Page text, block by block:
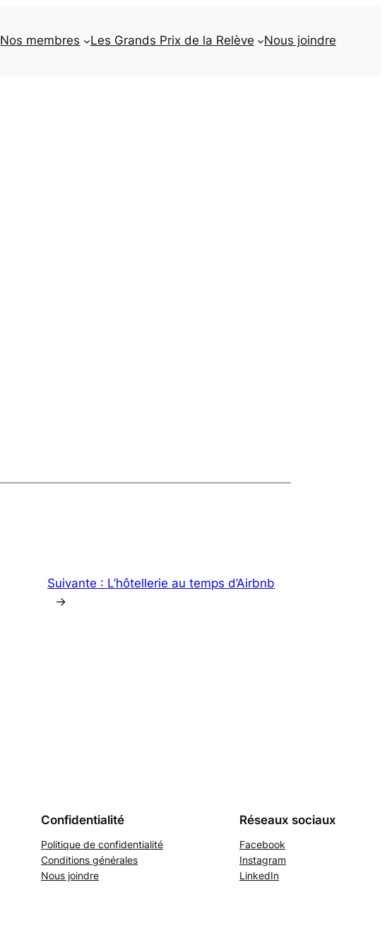
Nos membres Les Grands Prix de la Relève Nous joindre
Suivante : L’hôtellerie au temps d’Airbnb
→
Confidentialité
Politique de confidentialité
Conditions générales
Nous joindre
Réseaux sociaux
Facebook
Instagram
LinkedIn